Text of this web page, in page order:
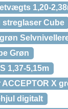
1,20-
streglaser Cube
Grøn
1,37-5,15m
X
digitalt